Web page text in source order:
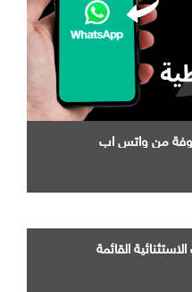
من واتس اب
القائمة